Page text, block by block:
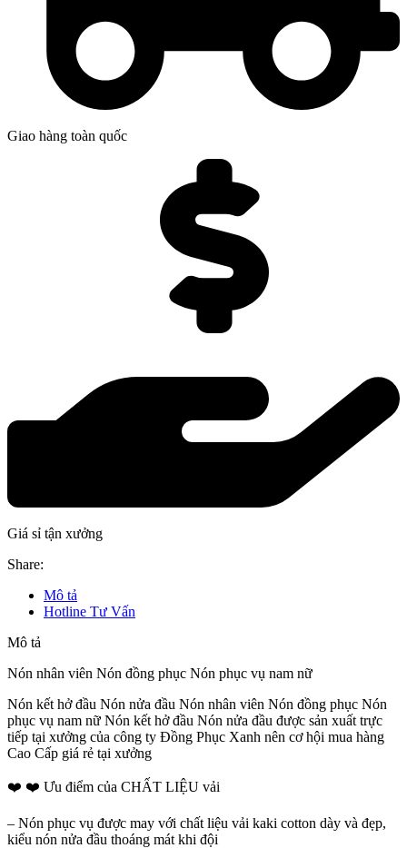
Giao hàng toàn quốc
Giá sỉ tận xưởng
Share:
Mô tả
Hotline Tư Vấn
Mô tả
Nón nhân viên Nón đồng phục Nón phục vụ nam nữ
Nón kết hở đầu Nón nửa đầu Nón nhân viên Nón đồng phục Nón
phục vụ nam nữ Nón kết hở đầu Nón nửa đầu được sản xuất trực
tiếp tại xưởng của công ty Đồng Phục Xanh nên cơ hội mua hàng
Cao Cấp giá rẻ tại xưởng
❤️ ❤️ Ưu điểm của CHẤT LIỆU vải
– Nón phục vụ được may với chất liệu vải kaki cotton dày và đẹp,
kiểu nón nửa đầu thoáng mát khi đội